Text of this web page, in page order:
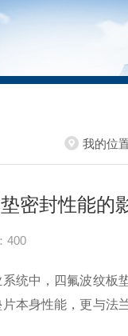
我的位
密封性能的
400
中，四氟波纹板
本身性能，更与